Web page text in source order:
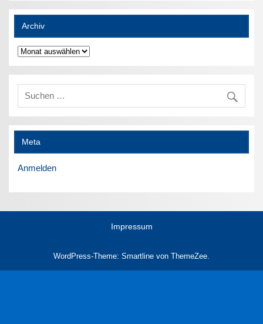
Archiv
Archiv
Meta
Anmelden
Impressum
WordPress-Theme: Smartline von ThemeZee.